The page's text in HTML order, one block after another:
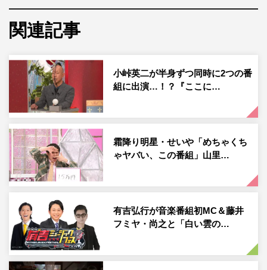
テロから守る“ホワイトハッカー”が、フジテレビのクイズ
バラエティ『ネプリーグ』の人気ゲーム「ファイブボンバ
る常識問題を制限時間内に答えるこのゲームのハッキング
に成功し、“爆弾”を止めることはできるのか。
序盤は、MCの霜降り明星ですら番組の内容をつかめず、
小池も「すごい不安…」とごきげん斜めな表情を見せてい
たものの、いざ「ごきげんな結果VTR」が始まると、「こ
れなんか良さそう！」「どういうふうに交渉してやらせて
もらっているの？」など、みるみるうちに興味津々。
数々は、見れば誰もが“ごきげん”になること間違いなし。
さらに、せいやから「なんで引き受けてくれたん？」と思
わず疑問が飛び出るほどの小西の名（？）進行ぶりにも注
目だ。
関連記事
小峠英二が半身ずつ同時に2つの番
組に出演…！？『ここに…
霜降り明星・せいや「めちゃくち
ゃヤバい、この番組」山里…
有吉弘行が音楽番組初MC＆藤井
フミヤ・尚之と「白い雲の…